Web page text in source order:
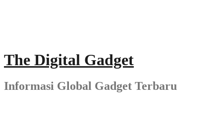
The Digital Gadget
Informasi Global Gadget Terbaru